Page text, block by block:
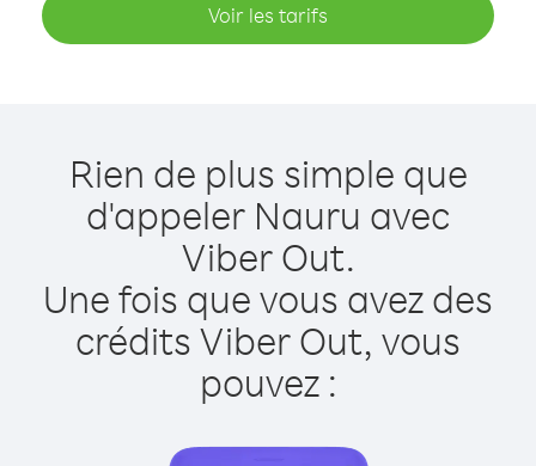
Voir les tarifs
Rien de plus simple que
d'appeler Nauru avec
Viber Out.
Une fois que vous avez des
crédits Viber Out, vous
pouvez :